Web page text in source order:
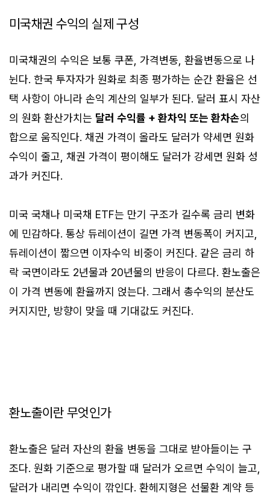
미국채권 수익의 실제 구성
미국채권의 수익은 보통 쿠폰, 가격변동, 환율변동으로 나
뉜다. 한국 투자자가 원화로 최종 평가하는 순간 환율은 선
택 사항이 아니라 손익 계산의 일부가 된다. 달러 표시 자산
의 원화 환산가치는 달러 수익률 + 환차익 또는 환차손의
합으로 움직인다. 채권 가격이 올라도 달러가 약세면 원화
수익이 줄고, 채권 가격이 평이해도 달러가 강세면 원화 성
과가 커진다.
미국 국채나 미국채 ETF는 만기 구조가 길수록 금리 변화
에 민감하다. 통상 듀레이션이 길면 가격 변동폭이 커지고,
듀레이션이 짧으면 이자수익 비중이 커진다. 같은 금리 하
락 국면이라도 2년물과 20년물의 반응이 다르다. 환노출은
이 가격 변동에 환율까지 얹는다. 그래서 총수익의 분산도
커지지만, 방향이 맞을 때 기대값도 커진다.
환노출이란 무엇인가
환노출은 달러 자산의 환율 변동을 그대로 받아들이는 구
조다. 원화 기준으로 평가할 때 달러가 오르면 수익이 늘고,
달러가 내리면 수익이 깎인다. 환헤지형은 선물환 계약 등